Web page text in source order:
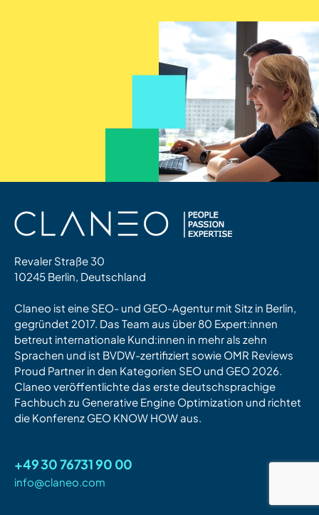
Revaler Straße 30
10245 Berlin, Deutschland
Claneo ist eine SEO- und GEO-Agentur mit Sitz in Berlin,
gegründet 2017. Das Team aus über 80 Expert:innen
betreut internationale Kund:innen in mehr als zehn
Sprachen und ist BVDW-zertifiziert sowie OMR Reviews
Proud Partner in den Kategorien SEO und GEO 2026.
Claneo veröffentlichte das erste deutschsprachige
Fachbuch zu Generative Engine Optimization und richtet
die Konferenz GEO KNOW HOW aus.
+49 30 76731 90 00
info@claneo.com